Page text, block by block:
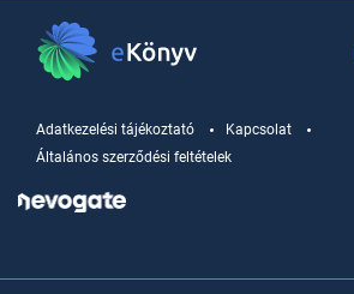
Adatkezelési tájékoztató
Kapcsolat
Általános szerződési feltételek